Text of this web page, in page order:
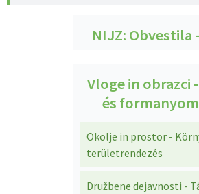
NIJZ: Obvestila
Vloge in obrazci
és
Okolje in prostor -
területrendezés
Družbene dejavnosti -